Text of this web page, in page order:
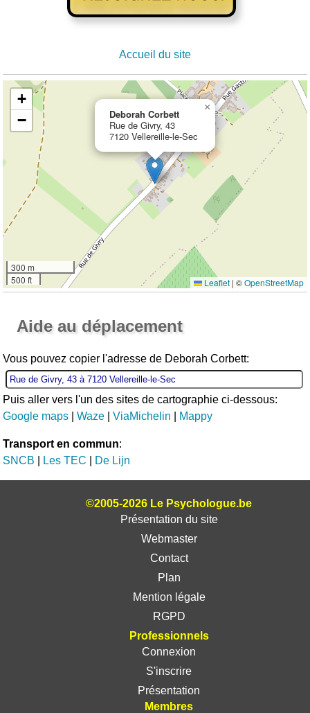
Accueil du site
Deborah Corbett
Rue de Givry, 43
7120 Vellereille-le-Sec
×
+
−
300 m
500 ft
Leaflet | ©OpenStreetMap
Aide au déplacement
Vous pouvez copier l'adresse de Deborah Corbett:
Puis aller vers l'un des sites de cartographie ci-dessous:
Google maps |Waze |ViaMichelin Mappy
Transport en commun:
SNCB
Les TEC De Lijn
©2005-2026 Le Psychologue.be
Présentation du site
Webmaster
Contact
Plan
Mention légale
RGPD
Professionnels
Connexion
S'inscrire
Présentation
Membres